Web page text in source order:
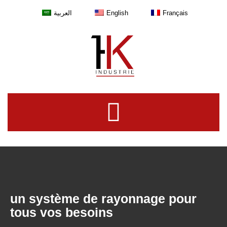
العربية English Français
un système de rayonnage pour
tous vos besoins